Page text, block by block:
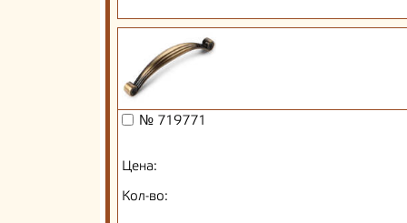
№ 719771
Цена:
Кол-во: